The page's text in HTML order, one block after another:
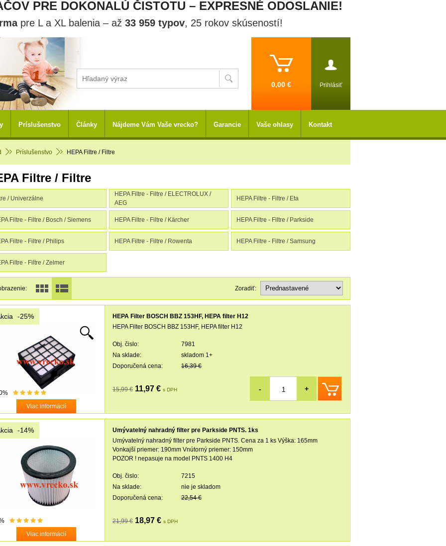
PRE DOKONALÚ ČISTOTU – EXPRESNÉ ODOSLANIE!
pre L a XL balenia – až 33 959 typov, 25 rokov skúseností!
Prihlásiť
0,00 €
Príslušenstvo HEPA Filtre / Filtre
Filtre / Filtre
/ Univerzálne
HEPA Filtre - Filtre / ELECTROLUX /
AEG
HEPA Filtre - Filtre / Eta
Filtre - Filtre / Bosch / Siemens HEPA Filtre - Filtre / Kärcher HEPA Filtre - Filtre / Parkside
Filtre - Filtre / Philips HEPA Filtre - Filtre / Rowenta HEPA Filtre - Filtre / Samsung
Filtre - Filtre / Zelmer
Zoradiť:
-25%
Viac informácií
HEPA Filter BOSCH BBZ 153HF, HEPA filter H12
HEPA Filter BOSCH BBZ 153HF, HEPA filter H12
Obj. čislo:
7981
Na sklade:
skladom 1+
Doporučená cena:
16,39 €
15,99 € 11,97 € s DPH - +
-14%
Viac informácií
Umývatelný nahradný filter pre Parkside PNTS. 1ks
Umývatelný nahradný filter pre Parkside PNTS. Cena za 1 ks Výška: 165mm
Vonkajší priemer: 190mm Vnútorný priemer: 150mm
POZOR ! nepasuje na model PNTS 1400 H4
Obj. čislo:
7215
Na sklade:
nie je skladom
Doporučená cena:
22,54 €
21,99 € 18,97 € s DPH
Príslušenstvo Články Nájdeme Vám Vaše vrecko? Garancie Vaše ohlasy Kontakt